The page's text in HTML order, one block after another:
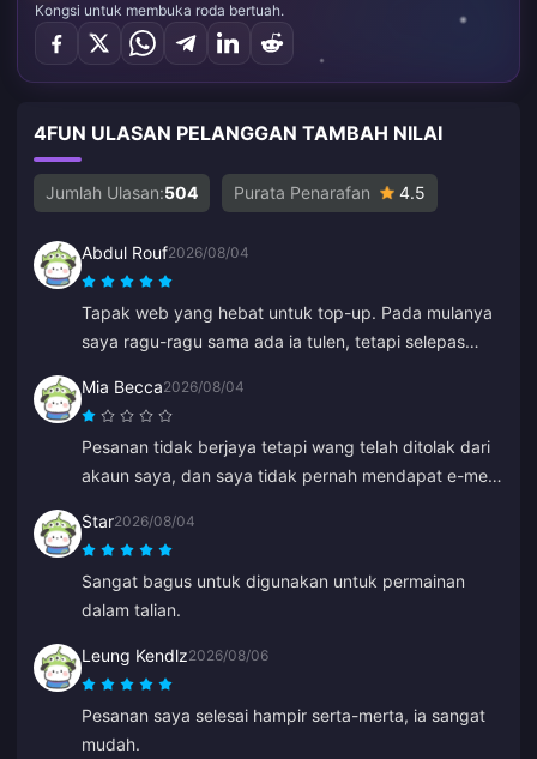
Kongsi untuk membuka roda bertuah.
4FUN ULASAN PELANGGAN TAMBAH NILAI
Jumlah Ulasan:504 Purata Penarafan 4.5
Abdul Rouf2026/08/04
Tapak web yang hebat untuk top-up. Pada mulanya
saya ragu-ragu sama ada ia tulen, tetapi selepas
jumlah yang kecil. Ia sampai dalam masa kurang dari
2 minit, jadi saya sangat berpuas hati.
Mia Becca2026/08/04
Pesanan tidak berjaya tetapi wang telah ditolak dari
akaun saya, dan saya tidak pernah mendapat e-mel
pelanggan juga tidak membantu, dan saya rasa ia
adalah bot kerana tiba-tiba ia mula bercakap dalam
bahasa Cina.
Star2026/08/04
Sangat bagus untuk digunakan untuk permainan
dalam talian.
Leung Kendlz2026/08/06
Pesanan saya selesai hampir serta-merta, ia sangat
mudah.